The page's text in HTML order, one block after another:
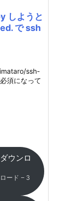
しようと
で ssh
ssh-
須になって
ウンロ
ード – 3